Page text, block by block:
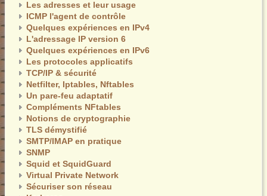
Les adresses et leur usage
ICMP l'agent de contrôle
Quelques expériences en IPv4
L'adressage IP version 6
Quelques expériences en IPv6
Les protocoles applicatifs
TCP/IP & sécurité
Netfilter, Iptables, Nftables
Un pare-feu adaptatif
Compléments NFtables
Notions de cryptographie
TLS démystifié
SMTP/IMAP en pratique
SNMP
Squid et SquidGuard
Virtual Private Network
Sécuriser son réseau